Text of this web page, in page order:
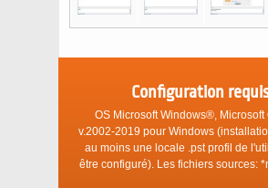
Configuration
OS Microsoft Windows®,
v.2002-2019 pour Windows
au moins une locale .pstprofil de
être configuré). Les fichiers sources: